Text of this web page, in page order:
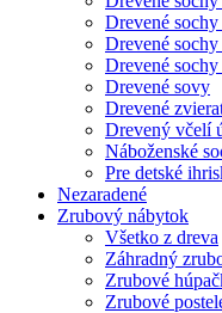
Drevené
Drevené
Drevené
Drevené sovy
Drevené
Drevený včelí
Náboženské
Pre detské
Nezaradené
Zrubový nábytok
Všetko z dreva
Záhradný
Zrubové
Zrubové